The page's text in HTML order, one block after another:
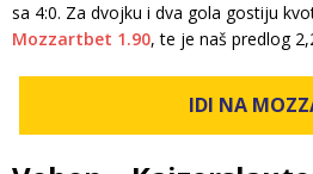
sa 4:0. Za dvojku i dva gola gostiju
Mozzartbet 1.90, te je naš predlog
IDI NA